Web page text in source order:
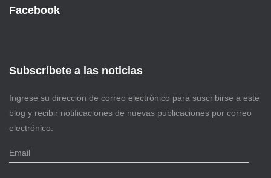
Facebook
Subscríbete a las noticias
Ingrese su dirección de correo electrónico para suscribirse a este
blog y recibir notificaciones de nuevas publicaciones por correo
electrónico.
E
m